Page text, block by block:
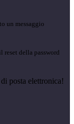
un messaggio
reset della password
posta elettronica!